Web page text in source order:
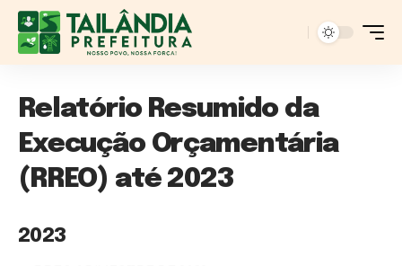
Relatório Resumido da
Execução Orçamentária
(RREO) até 2023
2023